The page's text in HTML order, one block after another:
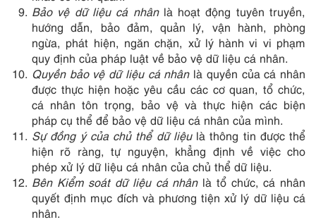
Bảo vệ dữ liệu cá nhânlà hoạt động tuyên truyền,
hướng dẫn, bảo đảm, quản lý, vận hành, phòng
ngừa, phát hiện, ngăn chặn, xử lý hành vi vi phạm
quy định của pháp luật về bảo vệ dữ liệu cá nhân.
Quyền bảo vệ dữ liệu cá nhân là quyền của cá nhân
được thực hiện hoặc yêu cầu các cơ quan, tổ chức,
cá nhân tôn trọng, bảo vệ và thực hiện các biện
pháp cụ thể để bảo vệ dữ liệu cá nhân của mình.
Sự đồng ý của chủ thể dữ liệulà thông tin được thể
hiện rõ ràng, tự nguyện, khẳng định về việc cho
phép xử lý dữ liệu cá nhân của chủ thể dữ liệu.
Bên Kiểm soát dữ liệu cá nhânlà tổ chức, cá nhân
quyết định mục đích và phương tiện xử lý dữ liệu cá
nhân.